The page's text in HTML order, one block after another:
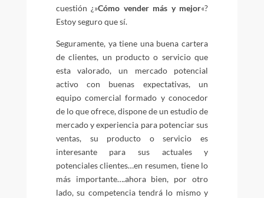
cuestión ¿»Cómo vender más y mejor«?
Estoy seguro que sí.
Seguramente, ya tiene una buena cartera
de clientes, un producto o servicio que
esta valorado, un mercado potencial
activo con buenas expectativas, un
equipo comercial formado y conocedor
de lo que ofrece, dispone de un estudio de
mercado y experiencia para potenciar sus
ventas, su producto o servicio es
interesante para sus actuales y
potenciales clientes…en resumen, tiene lo
más importante….ahora bien, por otro
lado, su competencia tendrá lo mismo y